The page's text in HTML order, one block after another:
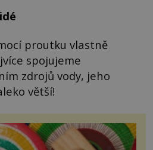
proutku vlastně
spojujeme
zdrojů vody, jeho
větší!